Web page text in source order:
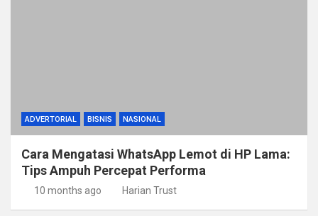
ADVERTORIAL BISNIS NASIONAL
Cara Mengatasi WhatsApp Lemot di HP Lama:
Tips Ampuh Percepat Performa
10 months ago Harian Trust